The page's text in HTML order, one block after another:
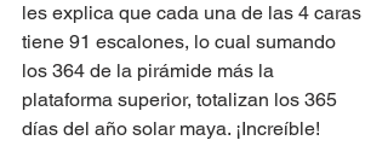
les explica que cada una de las 4 caras
tiene 91 escalones, lo cual sumando
los 364 de la pirámide más la
plataforma superior, totalizan los 365
días del año solar maya. ¡Increíble!